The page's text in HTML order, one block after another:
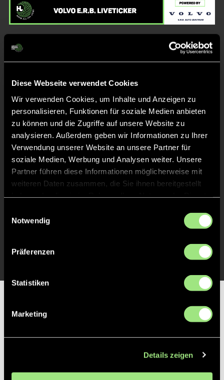
Diese Webseite verwendet Cookies
Wir verwenden Cookies, um Inhalte und Anzeigen zu
personalisieren, Funktionen für soziale Medien anbieten
zu können und die Zugriffe auf unsere Website zu
analysieren. Außerdem geben wir Informationen zu Ihrer
Verwendung unserer Website an unsere Partner für
soziale Medien, Werbung und Analysen weiter. Unsere
Partner führen diese Informationen möglicherweise mit
weiteren Daten zusammen, die Sie ihnen bereitgestellt
Notwendig
Präferenzen
Statistiken
Marketing
Details zeigen
Liveticker
Keine Daten verfügbar.